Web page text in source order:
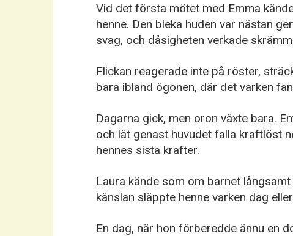
Vid det första mötet med Emma
henne. Den bleka huden var nästan
svag, och dåsigheten verkade
Flickan reagerade inte på röster,
bara ibland ögonen, där det varken
Dagarna gick, men oron växte bara.
och lät genast huvudet falla kraftlöst
hennes sista krafter.
Laura kände som om barnet
känslan släppte henne varken dag
En dag, när hon förberedde ännu en